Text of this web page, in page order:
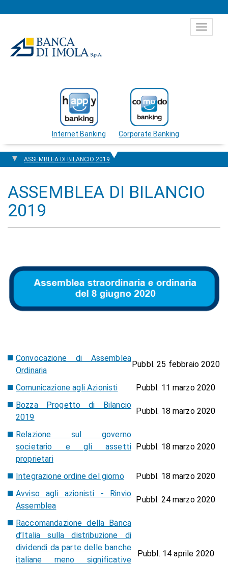
Toggle
Internet Banking Corporate Banking
ASSEMBLEA DI BILANCIO 2019
ASSEMBLEA DI BILANCIO
2019
Convocazione di Assemblea
Ordinaria
Pubbl. 25 febbraio 2020
Comunicazione agli Azionisti
Pubbl. 11 marzo 2020
Bozza Progetto di Bilancio
2019
Pubbl. 18 marzo 2020
Relazione sul governo
societario e gli assetti
proprietari
Pubbl. 18 marzo 2020
Integrazione ordine del giorno
Pubbl. 18 marzo 2020
Avviso agli azionisti - Rinvio
Assemblea
Pubbl. 24 marzo 2020
Raccomandazione della Banca
d’Italia sulla distribuzione di
dividendi da parte delle banche
italiane meno significative
Pubbl. 14 aprile 2020